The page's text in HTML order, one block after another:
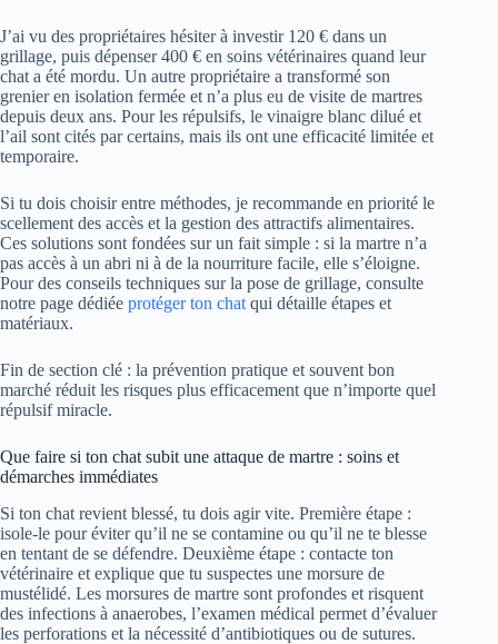
J’ai vu des propriétaires hésiter à investir 120 € dans un
grillage, puis dépenser 400 € en soins vétérinaires quand leur
chat a été mordu. Un autre propriétaire a transformé son
grenier en isolation fermée et n’a plus eu de visite de martres
depuis deux ans. Pour les répulsifs, le vinaigre blanc dilué et
l’ail sont cités par certains, mais ils ont une efficacité limitée et
temporaire.
Si tu dois choisir entre méthodes, je recommande en priorité le
scellement des accès et la gestion des attractifs alimentaires.
Ces solutions sont fondées sur un fait simple : si la martre n’a
pas accès à un abri ni à de la nourriture facile, elle s’éloigne.
Pour des conseils techniques sur la pose de grillage, consulte
notre page dédiée protéger ton chat qui détaille étapes et
matériaux.
Fin de section clé : la prévention pratique et souvent bon
marché réduit les risques plus efficacement que n’importe quel
répulsif miracle.
Que faire si ton chat subit une attaque de martre : soins et
démarches immédiates
Si ton chat revient blessé, tu dois agir vite. Première étape :
isole-le pour éviter qu’il ne se contamine ou qu’il ne te blesse
en tentant de se défendre. Deuxième étape : contacte ton
vétérinaire et explique que tu suspectes une morsure de
mustélidé. Les morsures de martre sont profondes et risquent
des infections à anaerobes, l’examen médical permet d’évaluer
les perforations et la nécessité d’antibiotiques ou de sutures.